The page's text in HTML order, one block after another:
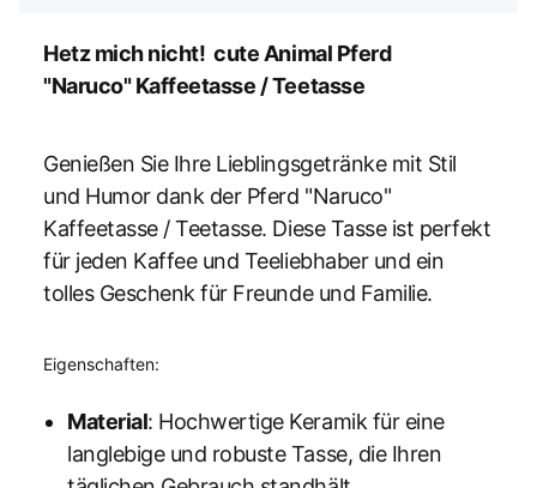
Hetz mich nicht! cute Animal Pferd
"Naruco" Kaffeetasse / Teetasse
Genießen Sie Ihre Lieblingsgetränke mit Stil
und Humor dank der Pferd "Naruco"
Kaffeetasse / Teetasse. Diese Tasse ist perfekt
für jeden Kaffee und Teeliebhaber und ein
tolles Geschenk für Freunde und Familie.
Eigenschaften:
Material: Hochwertige Keramik für eine
langlebige und robuste Tasse, die Ihren